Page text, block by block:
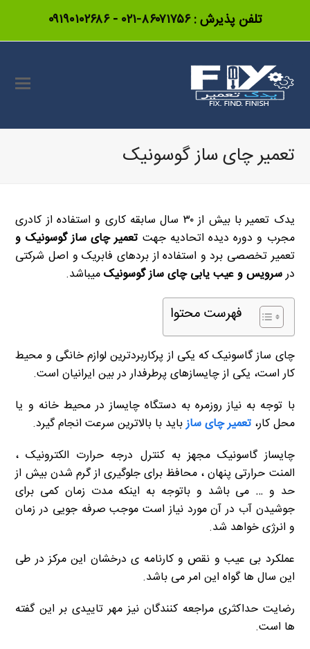
تلفن پذیرش :۸۶۰۷۱۷۵۶-۰۲۱ -۰۹۱۹۰۱۰۲۶۸۶
تعمیر چای ساز گوسونیک
یدک تعمیر با بیش از ۳۰ سال سابقه کاری و استفاده از کادری
مجرب و دوره دیده اتحادیه جهت تعمیر چای ساز گوسونیک و
تعمیر تخصصی برد و استفاده از بردهای فابریک و اصل شرکتی
درسرویس و عیب یابی چای ساز گوسونیکمیباشد.
فهرست محتوا
چای ساز گاسونیک که یکی از پرکاربردترین لوازم خانگی و محیط
کار است، یکی از چایسازهای پرطرفدار در بین ایرانیان است.
با توجه به نیاز روزمره به دستگاه چایساز در محیط خانه و یا
محل کار،تعمیر چای سازباید با بالاترین سرعت انجام گیرد.
چایساز گاسونیک مجهز به کنترل درجه حرارت الکترونیک ،
المنت حرارتی پنهان ، محافظ برای جلوگیری از گرم شدن بیش از
حد و … می باشد و باتوجه به اینکه مدت زمان کمی برای
جوشیدن آب در آن مورد نیاز است موجب صرفه جویی در زمان
و انرژی خواهد شد.
عملکرد بی عیب و نقص و کارنامه ی درخشان این مرکز در طی
این سال ها گواه این امر می باشد.
رضایت حداکثری مراجعه کنندگان نیز مهر تاییدی بر این گفته
ها است.